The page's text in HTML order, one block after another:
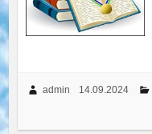
admin 14.09.2024